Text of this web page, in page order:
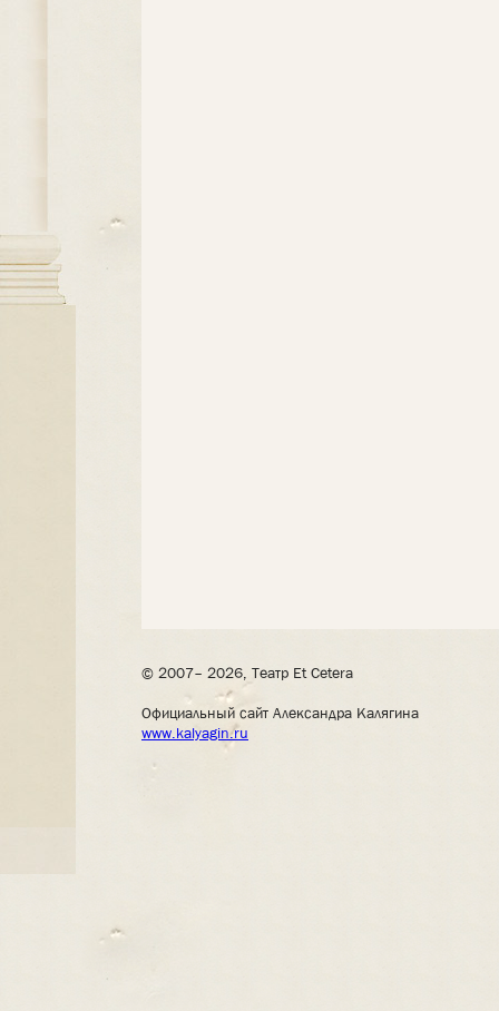
© 2007– 2026, Театр Et Cetera
Официальный сайт Александра Калягина
www.kalyagin.ru